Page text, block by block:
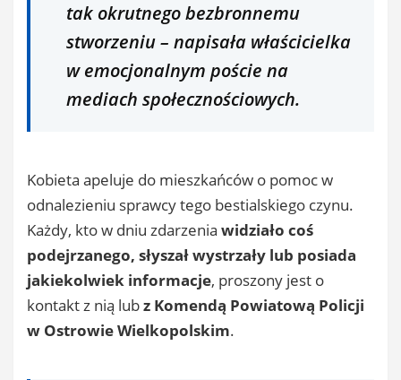
tak okrutnego bezbronnemu
stworzeniu – napisała właścicielka
w emocjonalnym poście na
mediach społecznościowych.
Kobieta apeluje do mieszkańców o pomoc w
odnalezieniu sprawcy tego bestialskiego czynu.
Każdy, kto w dniu zdarzenia widziało coś
podejrzanego, słyszał wystrzały lub posiada
jakiekolwiek informacje, proszony jest o
kontakt z nią lubz Komendą Powiatową Policji
w Ostrowie Wielkopolskim.